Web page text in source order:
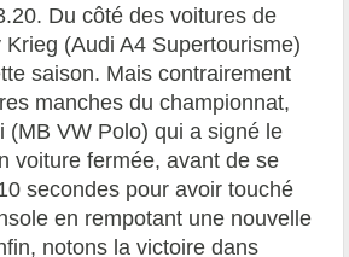
Du côté des voitures de
Krieg (Audi A4 Supertourisme)
saison. Mais contrairement
manches du championnat,
(MB VW Polo) qui a signé le
voiture fermée, avant de se
secondes pour avoir touché
en rempotant une nouvelle
notons la victoire dans